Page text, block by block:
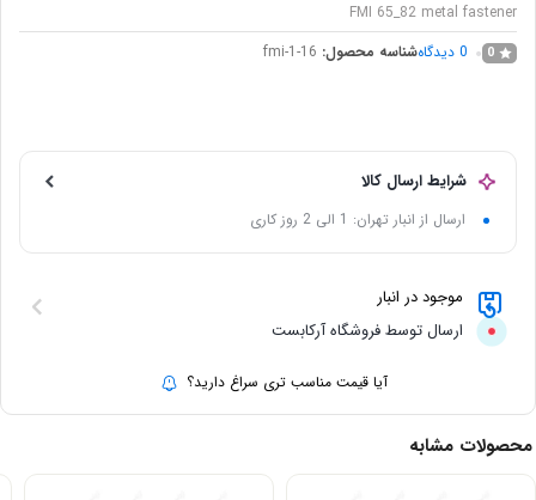
FMI 65_82 metal fastener
0
0 دیدگاهشناسه محصول: fmi-1-16
شرایط ارسال کالا
ارسال از انبار تهران: 1 الی 2 روز کاری
موجود در انبار
ارسال توسط فروشگاه آرکابست
آیا قیمت مناسب تری سراغ دارید؟
محصولات مشابه